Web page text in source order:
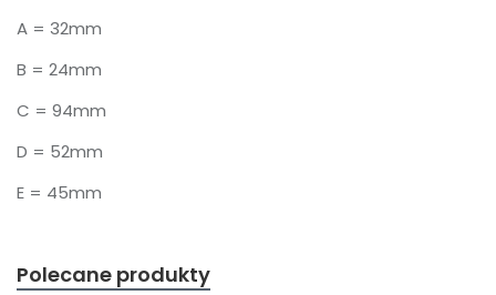
A = 32mm
B = 24mm
C = 94mm
D = 52mm
E = 45mm
Polecane produkty